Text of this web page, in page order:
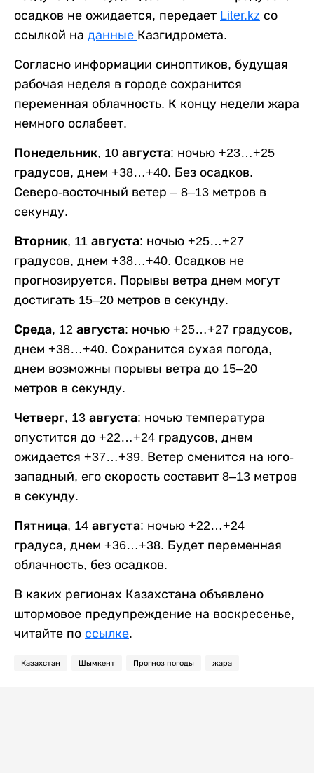
осадков не ожидается, передает Liter.kz со
ссылкой на данные Казгидромета.
Согласно информации синоптиков, будущая
рабочая неделя в городе сохранится
переменная облачность. К концу недели жара
немного ослабеет.
Понедельник, 10 августа: ночью +23…+25
градусов, днем +38…+40. Без осадков.
Северо-восточный ветер – 8–13 метров в
секунду.
Вторник, 11 августа: ночью +25…+27
градусов, днем +38…+40. Осадков не
прогнозируется. Порывы ветра днем могут
достигать 15–20 метров в секунду.
Среда, 12 августа: ночью +25…+27 градусов,
днем +38…+40. Сохранится сухая погода,
днем возможны порывы ветра до 15–20
метров в секунду.
Четверг, 13 августа: ночью температура
опустится до +22…+24 градусов, днем
ожидается +37…+39. Ветер сменится на юго-
западный, его скорость составит 8–13 метров
в секунду.
Пятница, 14 августа: ночью +22…+24
градуса, днем +36…+38. Будет переменная
облачность, без осадков.
В каких регионах Казахстана объявлено
штормовое предупреждение на воскресенье,
читайте по ссылке.
Казахстан Шымкент Прогноз погоды жара